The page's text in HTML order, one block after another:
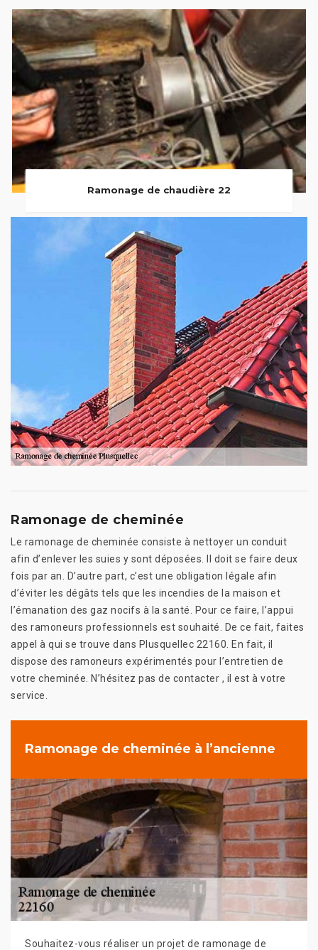
Ramonage de chaudière 22
Ramonage de cheminée
Le ramonage de cheminée consiste à nettoyer un conduit
afin d’enlever les suies y sont déposées. Il doit se faire deux
fois par an. D’autre part, c’est une obligation légale afin
d’éviter les dégâts tels que les incendies de la maison et
l’émanation des gaz nocifs à la santé. Pour ce faire, l’appui
des ramoneurs professionnels est souhaité. De ce fait, faites
appel à qui se trouve dans Plusquellec 22160. En fait, il
dispose des ramoneurs expérimentés pour l’entretien de
votre cheminée. N’hésitez pas de contacter , il est à votre
service.
Ramonage de cheminée à l’ancienne
Souhaitez-vous réaliser un projet de ramonage de